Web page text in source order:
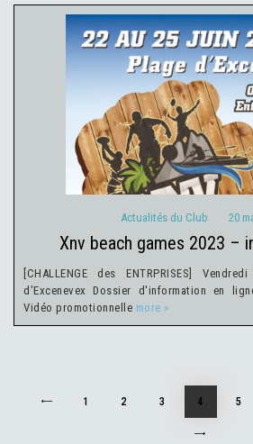
Actualités du Club 20
Actualités du Club 20
xnv beach games 2023 –
[CHALLENGE des ENTRPRISES]
d'Excenevex Dossier d'information en
Vidéo promotionnelle more »
Navigation
<
PAGE
1 PAGE
2 PAGE
3 PAGE
4 5